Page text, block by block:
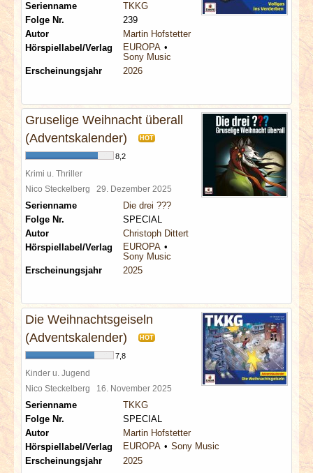
Serienname
TKKG
Folge Nr.
239
Autor
Martin Hofstetter
Hörspiellabel/Verlag
EUROPA
Sony Music
Erscheinungsjahr
2026
Gruselige Weihnacht überall
(Adventskalender)
HOT
8,2
Krimi u. Thriller
Nico Steckelberg 29. Dezember 2025
Serienname
Die drei ???
Folge Nr.
SPECIAL
Autor
Christoph Dittert
Hörspiellabel/Verlag
EUROPA
Sony Music
Erscheinungsjahr
2025
Die Weihnachtsgeiseln
(Adventskalender)
HOT
7,8
Kinder u. Jugend
Nico Steckelberg 16. November 2025
Serienname
TKKG
Folge Nr.
SPECIAL
Autor
Martin Hofstetter
Hörspiellabel/Verlag
EUROPA
Sony Music
Erscheinungsjahr
2025